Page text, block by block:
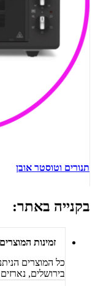
תנורים וטוסטר אובן
בקנייה באתר:
זמינות
כל המוצרים
בירושלים,